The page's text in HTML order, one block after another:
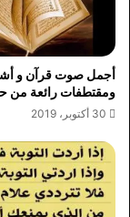
أجمل صوت قرآن و
ومقتطفات رائعة من
30 أكتوبر، 2019